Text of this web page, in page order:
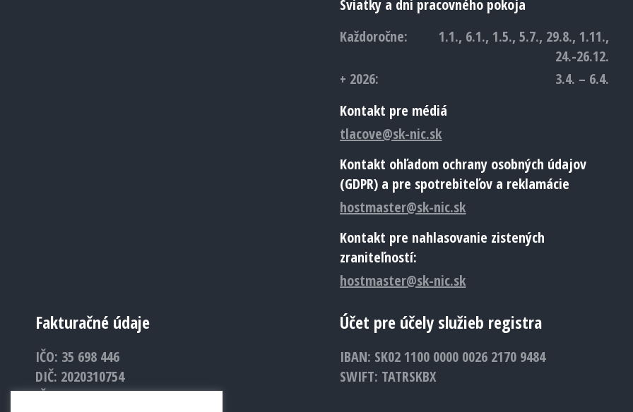
Sviatky a dni pracovného pokoja
Každoročne:
1.1., 6.1., 1.5., 5.7., 29.8., 1.11.,
24.-26.12.
+ 2026:
3.4. – 6.4.
Kontakt pre médiá
tlacove@sk-nic.sk
Kontakt ohľadom ochrany osobných údajov
(GDPR) a pre spotrebiteľov a reklamácie
hostmaster@sk-nic.sk
Kontakt pre nahlasovanie zistených
zraniteľností:
hostmaster@sk-nic.sk
Fakturačné údaje
IČO: 35 698 446
DIČ: 2020310754
IČ DPH: SK2020310754
Účet pre účely služieb registra
IBAN: SK02 1100 0000 0026 2170 9484
SWIFT: TATRSKBX